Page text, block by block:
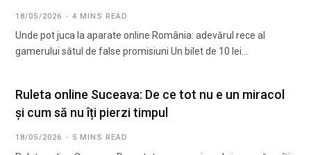
18/05/2026 4 MINS READ
Unde pot juca la aparate online România: adevărul rece al
gamerului sătul de false promisiuni Un bilet de 10 lei…
Ruleta online Suceava: De ce tot nu e un miracol
și cum să nu îți pierzi timpul
18/05/2026 5 MINS READ